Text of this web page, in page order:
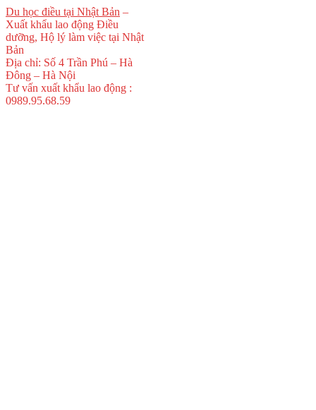
Du học điều tại Nhật Bản –
Xuất khẩu lao động Điều
dưỡng, Hộ lý làm việc tại Nhật
Bản
Địa chỉ: Số 4 Trần Phú – Hà
Đông – Hà Nội
Tư vấn xuất khẩu lao động :
0989.95.68.59